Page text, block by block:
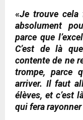
«Je trouve cela
absolument
parce que
C’est de là
contente de ne
trompe, parce
arriver. Il faut
élèves, et c’est
qui fera